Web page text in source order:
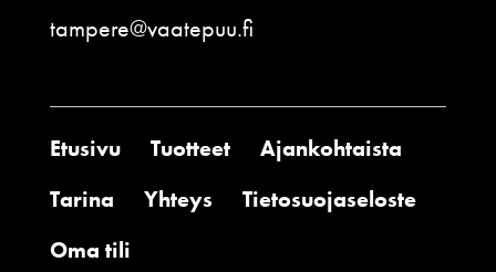
tampere@vaatepuu.fi
Etusivu Tuotteet
Ajankohtaista
Tarina
Yhteys
Tietosuojaseloste
Oma tili